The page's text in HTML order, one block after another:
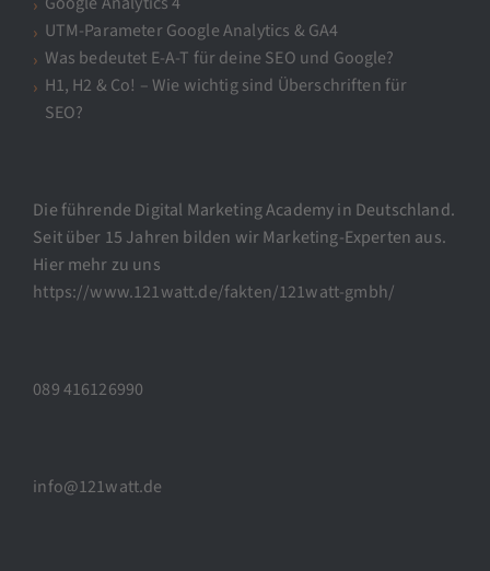
UTM-Parameter Google Analytics & GA4
Was bedeutet E-A-T für deine SEO und Google?
H1, H2 & Co! – Wie wichtig sind Überschriften für
SEO?
Die führende Digital Marketing Academy in Deutschland.
Seit über 15 Jahren bilden wir Marketing-Experten aus.
Hier mehr zu uns
https://www.121watt.de/fakten/121watt-gmbh/
089 416126990
info@121watt.de